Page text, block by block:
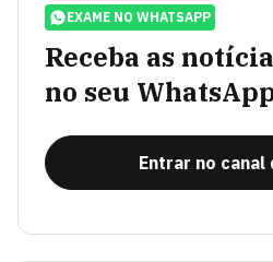
EXAME NO WHATSAPP
Receba as
no seu
Entrar no canal